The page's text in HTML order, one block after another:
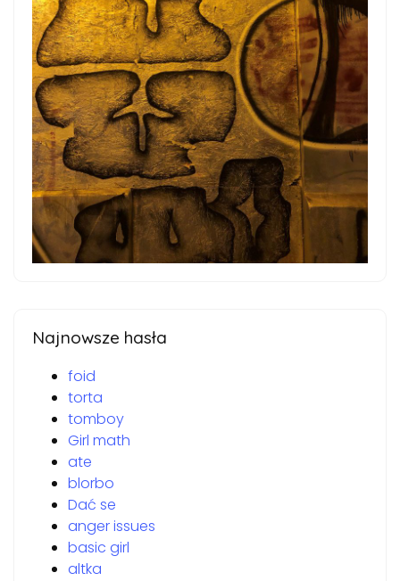
Najnowsze hasła
foid
torta
tomboy
Girl math
ate
blorbo
Dać se
anger issues
basic girl
altka